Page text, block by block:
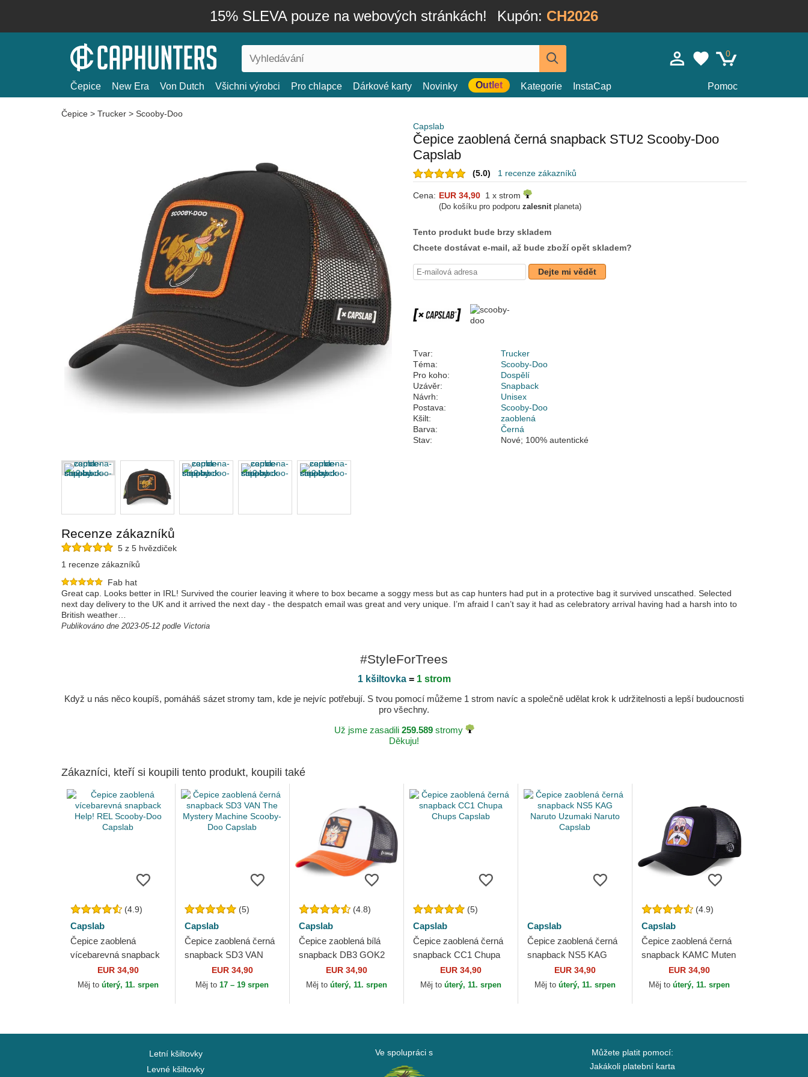
15% SLEVA pouze na webových stránkách! Kupón: CH2026
0
Čepice New Era Von Dutch Všichni výrobci Pro chlapce Dárkové karty Novinky Outlet Kategorie InstaCap Pomoc
Čepice > Trucker > Scooby-Doo
Capslab
Čepice zaoblená černá snapback STU2 Scooby-Doo
Capslab
(5.0) 1 recenze zákazníků
Cena: EUR 34,90 1 x strom
(Do košíku pro podporu zalesnitplaneta)
Tento produkt bude brzy skladem
Chcete dostávat e-mail, až bude zboží opět skladem?
Dejte mi vědět
Tvar:
Trucker
Téma:
Scooby-Doo
Pro koho:
Dospělí
Uzávěr:
Snapback
Návrh:
Unisex
Postava:
Scooby-Doo
Kšilt:
zaoblená
Barva:
Černá
Stav:
Nové; 100% autentické
Recenze zákazníků
5 z 5 hvězdiček
1 recenze zákazníků
Fab hat
Great cap. Looks better in IRL! Survived the courier leaving it where to box became a soggy mess but as cap hunters had put in a protective bag it survived unscathed. Selected
next day delivery to the UK and it arrived the next day - the despatch email was great and very unique. I’m afraid I can’t say it had as celebratory arrival having had a harsh into to
British weather…
Publikováno dne 2023-05-12 podle Victoria
#StyleForTrees
1 kšiltovka= 1 strom
Když u nás něco koupíš, pomáháš sázet stromy tam, kde je nejvíc potřebují. S tvou pomocí můžeme 1 strom navíc a společně udělat krok k udržitelnosti a lepší budoucnosti
pro všechny.
Už jsme zasadili 259.589stromy
Děkuju!
Zákazníci, kteří si koupili tento produkt, koupili také
(4.9)
Capslab
Čepice zaoblená
vícebarevná snapback
Help! REL Scooby-Doo
Capslab
EUR 34,90
Měj to úterý, 11. srpen
(5)
Capslab
Čepice zaoblená černá
snapback SD3 VAN
The Mystery Machine
Scooby-Doo Capslab
EUR 34,90
Měj to17 – 19 srpen
(4.8)
Capslab
Čepice zaoblená bílá
snapback DB3 GOK2
Son Goku Dragon Ball
Capslab
EUR 34,90
Měj to úterý, 11. srpen
(5)
Capslab
Čepice zaoblená černá
snapback CC1 Chupa
Chups Capslab
EUR 34,90
Měj to úterý, 11. srpen
Capslab
Čepice zaoblená černá
snapback NS5 KAG
Naruto Uzumaki Naruto
Capslab
EUR 34,90
Měj to úterý, 11. srpen
(4.9)
Capslab
Čepice zaoblená černá
snapback KAMC Muten
Róši Dragon Ball
Capslab
EUR 34,90
Měj toúterý, 11. srpen
Letní kšiltovky
Levné kšiltovky
Ve spolupráci s
Můžete platit pomocí:
Jakákoli platební karta